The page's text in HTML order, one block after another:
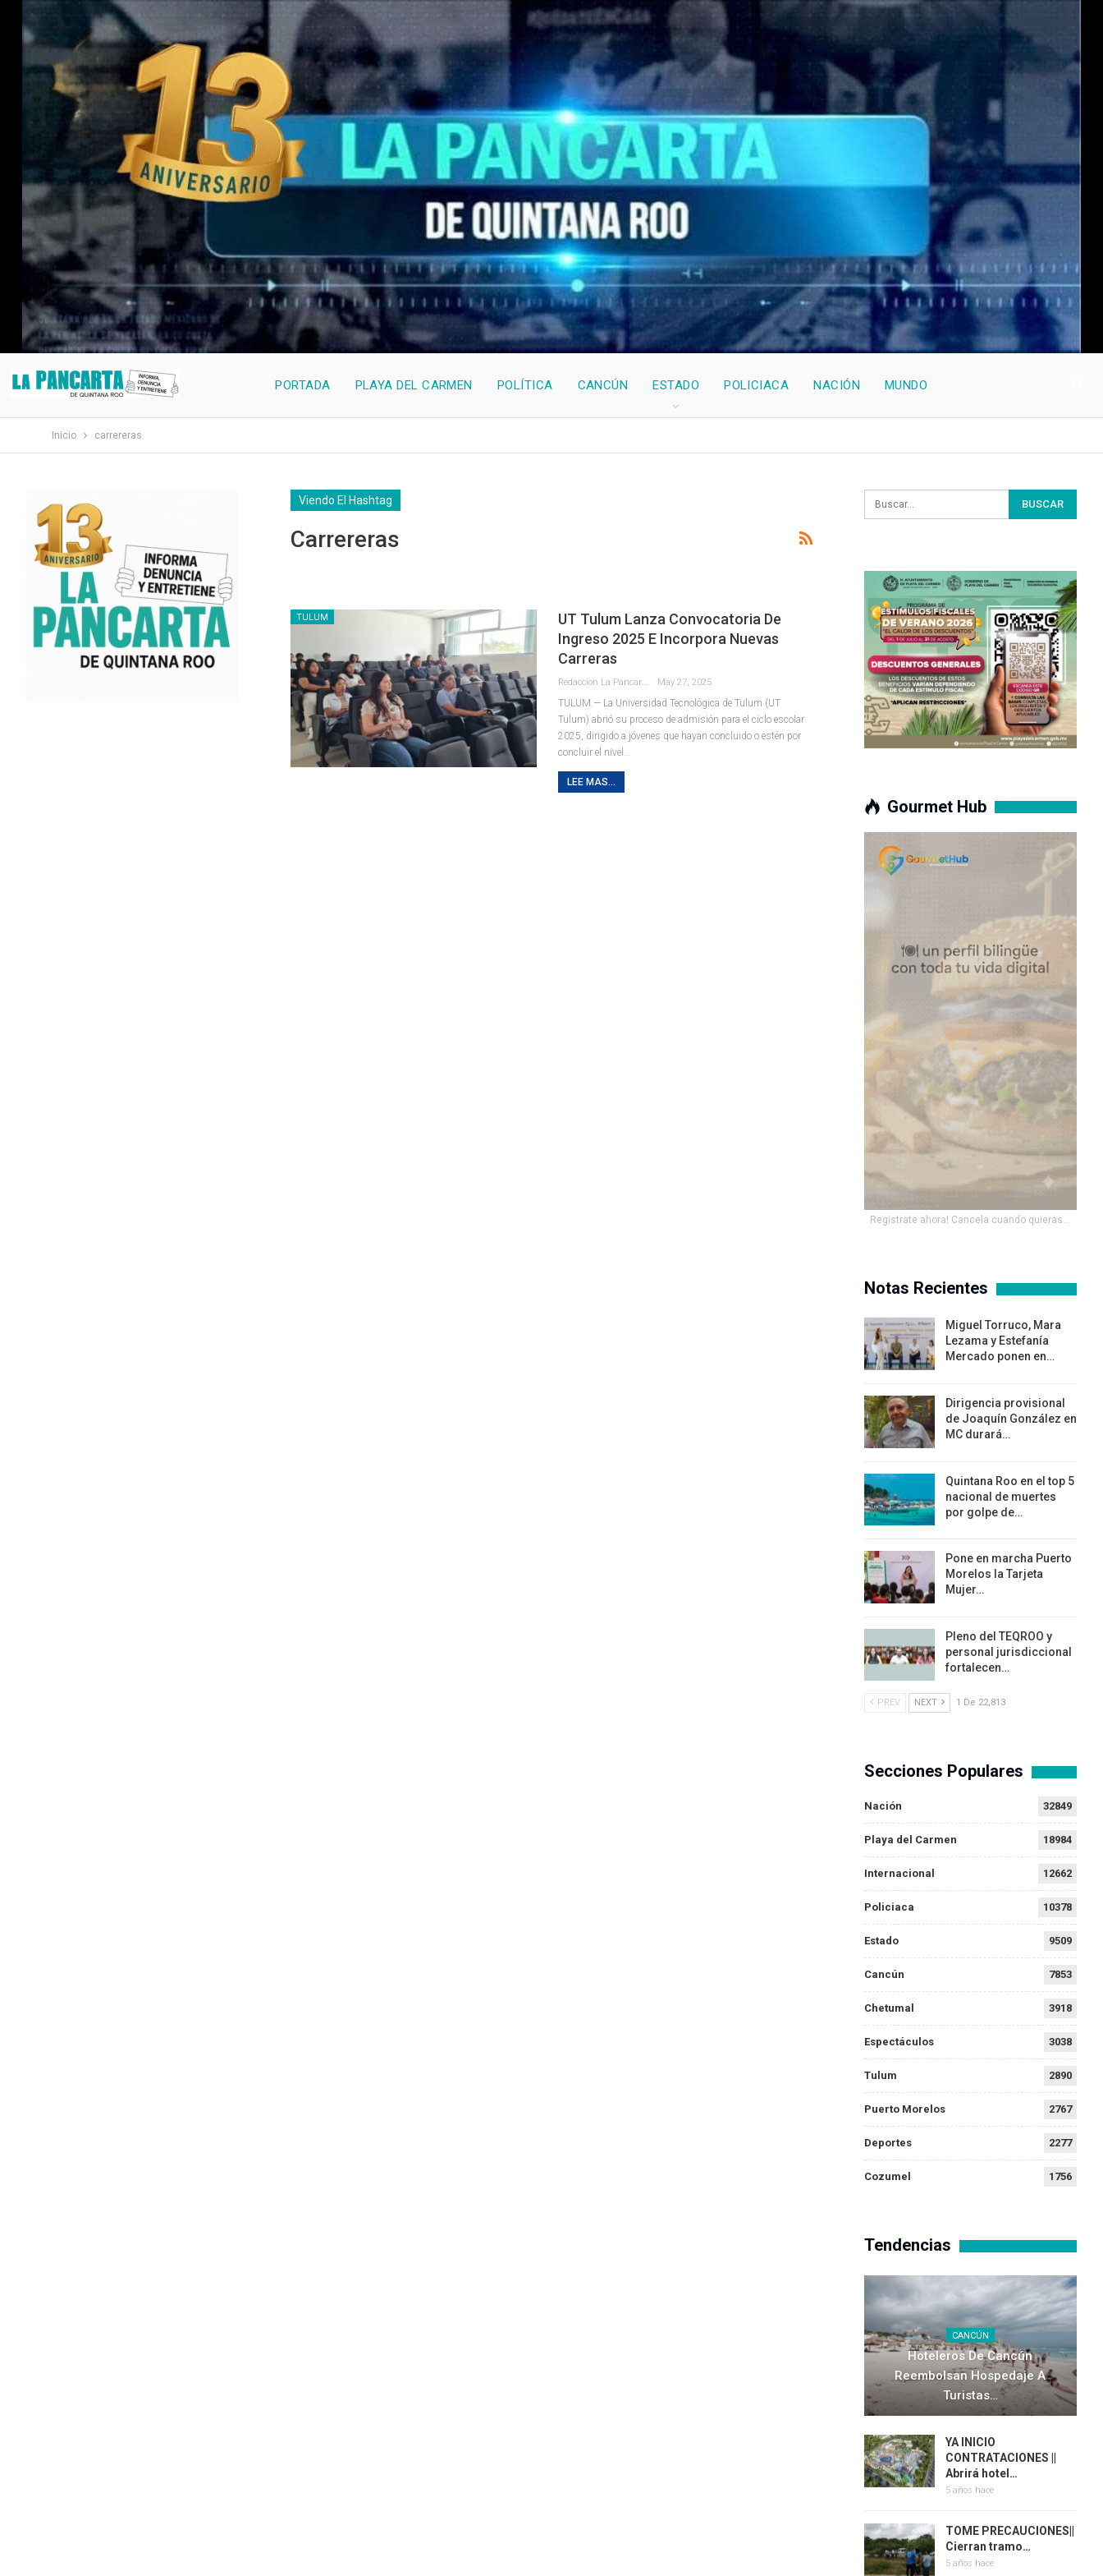
PORTADA PLAYA DEL CARMEN POLÍTICA CANCÚN ESTADO POLICIACA NACIÓN MUNDO
Inicio carrereras
Viendo El Hashtag
Carrereras
TULUM
UT Tulum Lanza Convocatoria De
Ingreso 2025 E Incorpora Nuevas
Carreras
May 27, 2025
TULUM.— La Universidad Tecnológica de Tulum (UT
Tulum) abrió su proceso de admisión para el ciclo escolar
2025, dirigido a jóvenes que hayan concluido o estén por
concluir el nivel
LEE MAS...
Gourmet Hub
Registrate ahora! Cancela cuando quieras...
Notas Recientes
Miguel Torruco, Mara
Lezama y Estefanía
Mercado ponen en…
Dirigencia provisional
de Joaquín González en
MC durará…
Quintana Roo en el top 5
nacional de muertes
por golpe de…
Pone en marcha Puerto
Morelos la Tarjeta
Mujer…
Pleno del TEQROO y
personal jurisdiccional
fortalecen…
PREV NEXT 1 De 22,813
Secciones Populares
Nación 32849
Playa del Carmen 18984
Internacional 12662
Policiaca 10378
Estado 9509
Cancún 7853
Chetumal 3918
Espectáculos 3038
Tulum 2890
Puerto Morelos 2767
Deportes 2277
Cozumel 1756
Tendencias
CANCÚN
Hoteleros De Cancún
Reembolsan Hospedaje A
Turistas…
YA INICIO
CONTRATACIONES ||
Abrirá hotel…
5 años hace
TOME PRECAUCIONES||
Cierran tramo…
5 años hace